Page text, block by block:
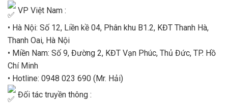
VP Việt Nam :
• Hà Nội: Số 12, Liền kề 04, Phân khu B1.2, KĐT Thanh Hà,
Thanh Oai, Hà Nội
• Miền Nam: Số 9, Đường 2, KĐT Vạn Phúc, Thủ Đức, TP. Hồ
Chí Minh
• Hotline: 0948 023 690 (Mr. Hải)
Đối tác truyền thông :